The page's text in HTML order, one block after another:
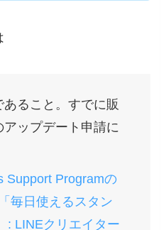
あること。すでに販
ップデート申請に
Support Programの
毎日使えるスタン
: LINEクリエイター